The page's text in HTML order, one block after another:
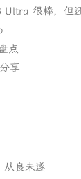
Ultra 很棒，但
点
享
从良未遂